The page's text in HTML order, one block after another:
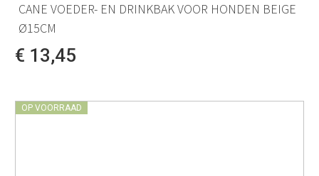
CANE VOEDER- EN DRINKBAK VOOR HONDEN BEIGE
Ø15CM
€ 13,45
OP VOORRAAD